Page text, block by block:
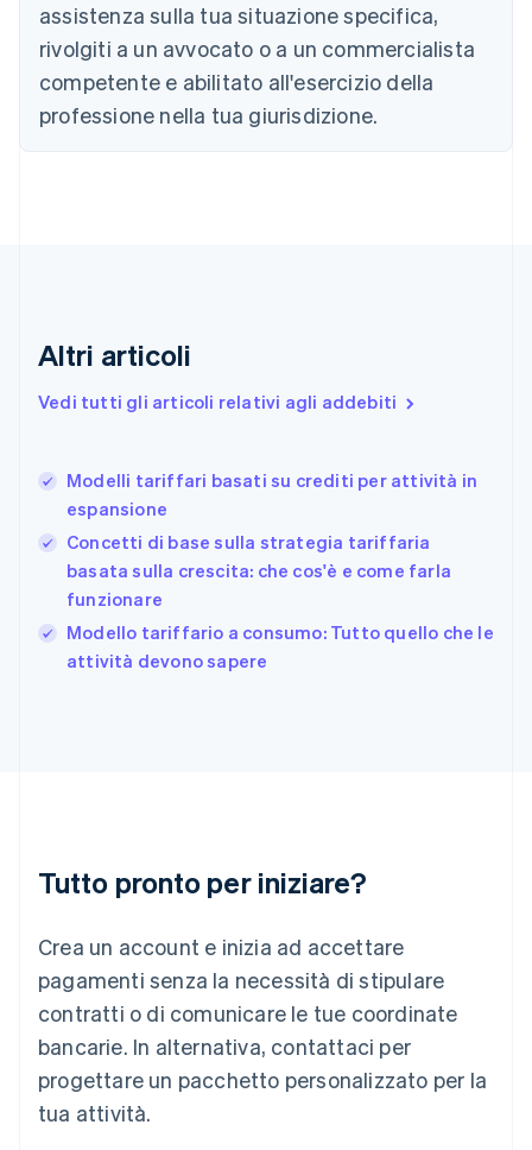
assistenza sulla tua situazione specifica,
rivolgiti a un avvocato o a un commercialista
competente e abilitato all'esercizio della
professione nella tua giurisdizione.
Altri articoli
Vedi tutti gli articoli relativi agli addebiti
Modelli tariffari basati su crediti per attività in
espansione
Concetti di base sulla strategia tariffaria
basata sulla crescita: che cos'è e come farla
funzionare
Modello tariffario a consumo: Tutto quello che le
attività devono sapere
Tutto pronto per iniziare?
Crea un account e inizia ad accettare
pagamenti senza la necessità di stipulare
contratti o di comunicare le tue coordinate
bancarie. In alternativa, contattaci per
progettare un pacchetto personalizzato per la
tua attività.
Canada
EnglishFrançais
Cina continentale
简体中文English
Cipro
Finlandia
Francia
Deutsch English
Giappone
日本語 English
English
Grecia
English
India
Lituania
Lussemburgo
Deutsch English
Malaysia
English 简体中文
Malta
Messico
EspañolEnglish